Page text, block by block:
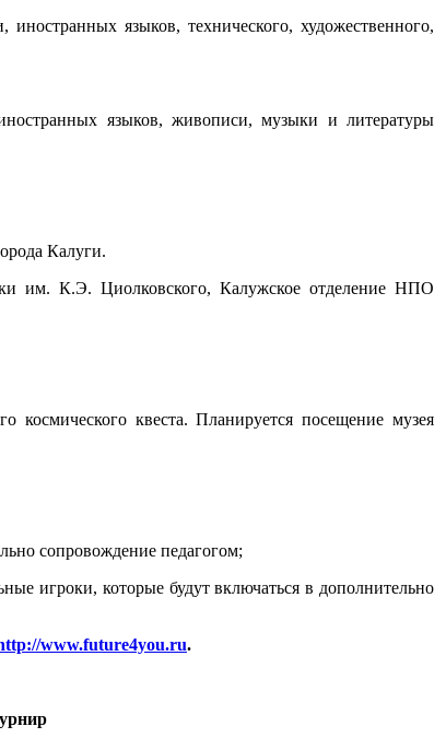
языков, технического, художественного,
языков, живописи, музыки и литературы
Калуги.
им. К.Э. Циолковского, Калужское отделение НПО
космического квеста. Планируется посещение музея
сопровождение педагогом;
игроки, которые будут включаться в дополнительно
www.future4you.ru.